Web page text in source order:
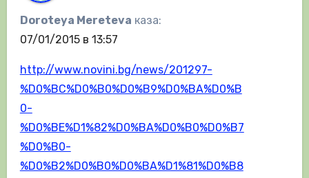
Doroteya Mereteva каза:
07/01/2015 в 13:57
http://www.novini.bg/news/201297-
%D0%BC%D0%B0%D0%B9%D0%BA%D0%B
0-
%D0%BE%D1%82%D0%BA%D0%B0%D0%B7
%D0%B0-
%D0%B2%D0%B0%D0%BA%D1%81%D0%B8